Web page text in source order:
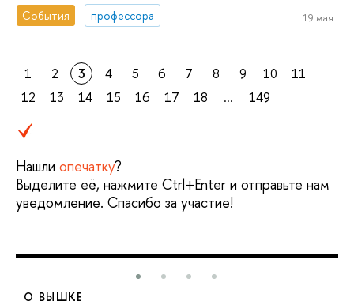
События профессора 19 мая
1 2 3 4 5 6 7 8 9 10
11
12
13 14 15 16 17 18 ... 149
Нашли опечатку?
Выделите её, нажмите Ctrl+Enter и отправьте нам
уведомление. Спасибо за участие!
О ВЫШКЕ